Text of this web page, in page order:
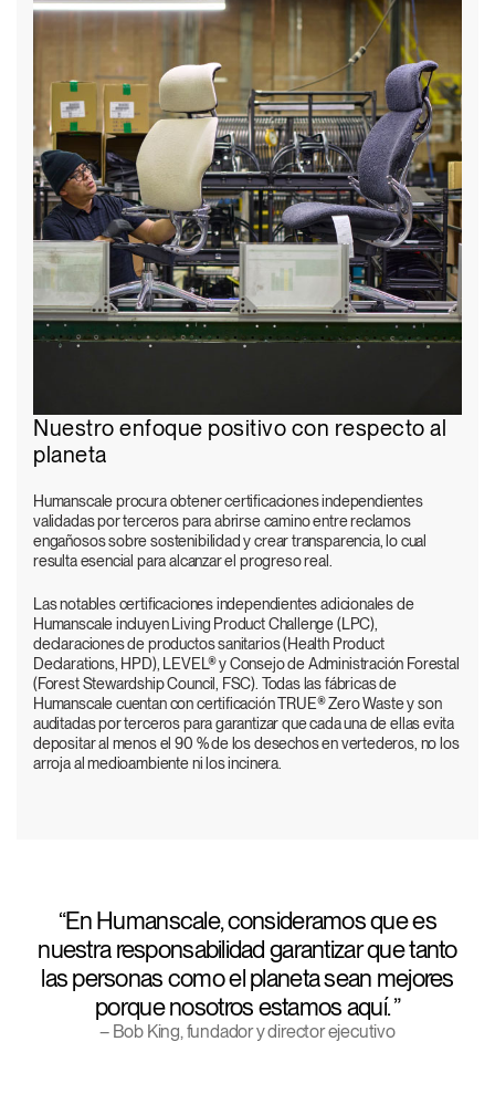
¿Ha olvidado su
Region
ENTRAR
Nuestro enfoque positivo con respecto al
planeta
Humanscale procura obtener certificaciones independientes
validadas por terceros para abrirse camino entre reclamos
engañosos sobre sostenibilidad y crear transparencia, lo cual
resulta esencial para alcanzar el progreso real.
Las notables certificaciones independientes adicionales de
Humanscale incluyen Living Product Challenge (LPC),
declaraciones de productos sanitarios (Health Product
Declarations, HPD), LEVEL® y Consejo de Administración Forestal
(Forest Stewardship Council, FSC). Todas las fábricas de
Humanscale cuentan con certificación TRUE® Zero Waste y son
auditadas por terceros para garantizar que cada una de ellas evita
depositar al menos el 90 % de los desechos en vertederos, no los
arroja al medioambiente ni los incinera.
En Humanscale, consideramos que es
nuestra responsabilidad garantizar que tanto
las personas como el planeta sean mejores
porque nosotros estamos aquí.
– Bob King, fundador y director ejecutivo